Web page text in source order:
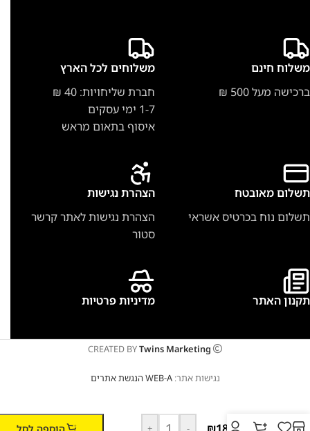
משלוח חינם
ברכישה מעל 500 ₪
משלוחים לכל הארץ
חברת שליחויות: 40 ₪
1-7 ימי עסקים
איסוף בתאום מראש
תשלום מאובטח
תשלום נוח בכרטיס אשראי
הצהרת נגישות
הצהרת נגישות לאתר קרשר
סטור
תקנון האתר מדיניות פרטיות
CREATED BYTwins Marketing
נגישות אתר:WEB-A הנגשת אתרים
– אביזר
₪189
-
+ הוספה לסל